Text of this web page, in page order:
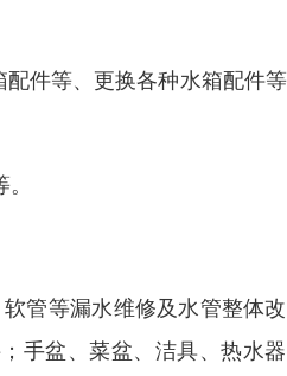
件等、更换各种水箱配件
管等漏水维修及水管整体
手盆、菜盆、洁具、热水